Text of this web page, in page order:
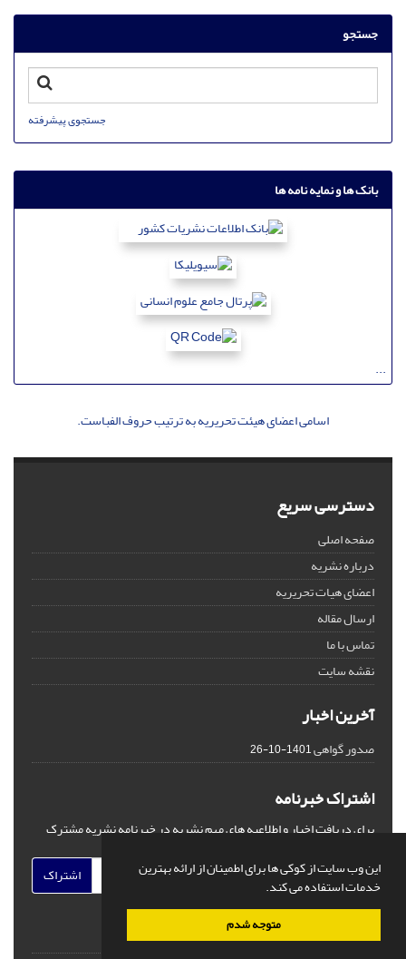
این وب سایت از کوکی ها برای اطمینان از ارائه بهترین
خدمات استفاده می کند.
متوجه شدم
جستجو
جستجوی پیشرفته
بانک ها و نمایه نامه ها
...
اسامی اعضای هیئت تحریریه به ترتیب حروف الفباست.
دسترسی سریع
صفحه اصلی
درباره نشریه
اعضای هیات تحریریه
ارسال مقاله
تماس با ما
نقشه سایت
آخرین اخبار
صدور گواهی1401-10-26
اشتراک خبرنامه
برای دریافت اخبار و اطلاعیه های مهم نشریه در خبرنامه نشریه مشترک
اشتراک